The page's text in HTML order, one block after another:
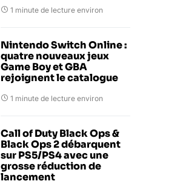
1 minute de lecture environ
Nintendo Switch Online :
quatre nouveaux jeux
Game Boy et GBA
rejoignent le catalogue
1 minute de lecture environ
Call of Duty Black Ops &
Black Ops 2 débarquent
sur PS5/PS4 avec une
grosse réduction de
lancement